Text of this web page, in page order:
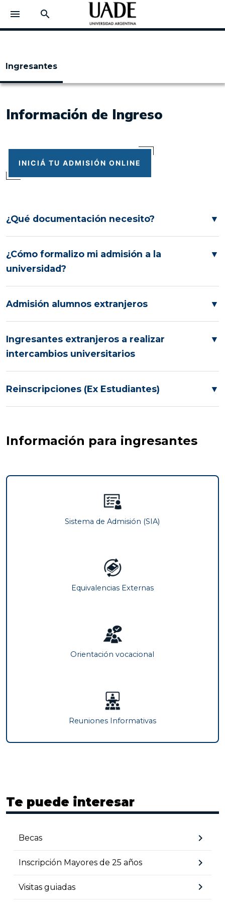
menu search
Ingresantes
Información de Ingreso
INICIÁ TU ADMISIÓN ONLINE
¿Qué documentación necesito? ▼
¿Cómo formalizo mi admisión a la
universidad?
▼
Admisión alumnos extranjeros ▼
Ingresantes extranjeros a realizar
intercambios universitarios
▼
Reinscripciones (Ex Estudiantes) ▼
Información para ingresantes
Sistema de Admisión (SIA)
Equivalencias Externas
Orientación vocacional
Reuniones Informativas
Te puede interesar
Becas chevron_right
Inscripción Mayores de 25 años chevron_right
Visitas guiadas chevron_right